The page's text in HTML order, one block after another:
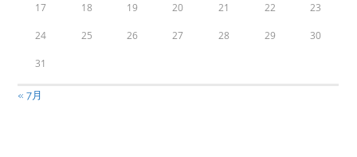
17 18 19 20 21 22 23
24 25 26 27 28 29 30
31
« 7月